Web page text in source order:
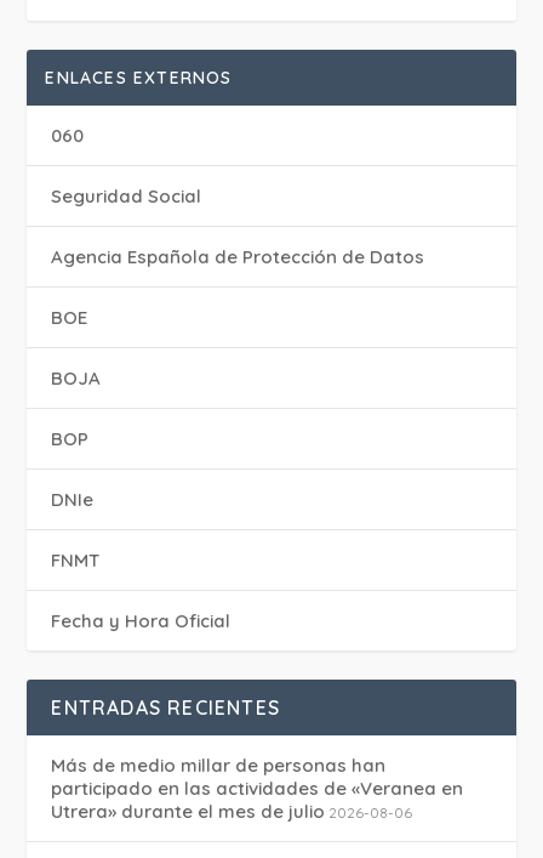
ENLACES EXTERNOS
060
Seguridad Social
Agencia Española de Protección de Datos
BOE
BOJA
BOP
DNIe
FNMT
Fecha y Hora Oficial
ENTRADAS RECIENTES
Más de medio millar de personas han
participado en las actividades de «Veranea en
Utrera» durante el mes de julio 2026-08-06